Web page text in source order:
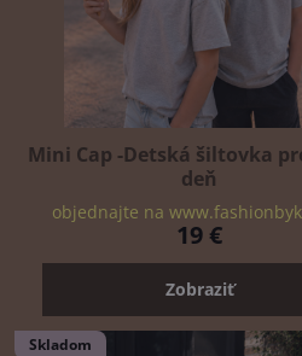
Mini Cap -Detská šiltovka
deň
objednajte na
19 €
Zobraziť
Skladom